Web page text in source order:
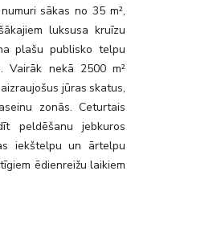
sākas no 35 m²,
luksusa kruīzu
plašu publisko telpu
Vairāk nekā 2500 m²
jūras skatus,
zonās. Ceturtais
peldēšanu jebkuros
iekštelpu un ārtelpu
ēdienreižu laikiem